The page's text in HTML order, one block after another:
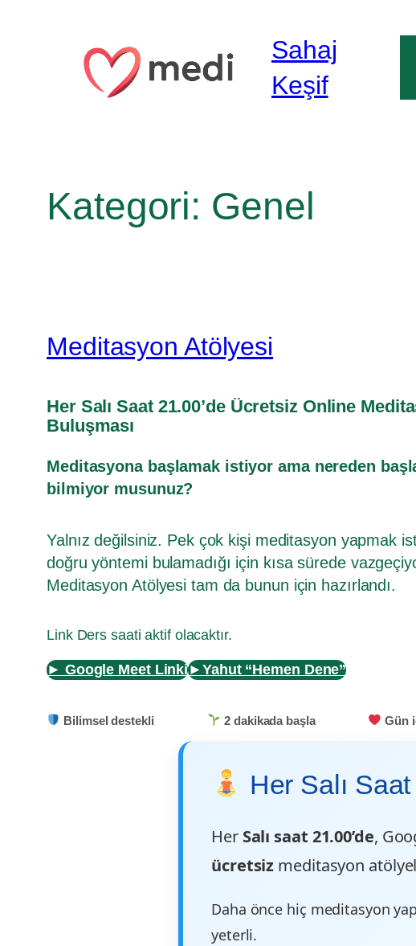
Sahaj
Keşif
Kategori: Genel
Meditasyon Atölyesi
Her Salı Saat 21.00’de Ücretsiz Online
Buluşması
Meditasyona başlamak istiyor ama nereden
bilmiyor musunuz?
Yalnız değilsiniz. Pek çok kişi meditasyon yapmak
doğru yöntemi bulamadığı için kısa sürede
Meditasyon Atölyesi tam da bunun için hazırlandı.
Link Ders saati aktif olacaktır.
► Google Meet Linki►Yahut “Hemen Dene”
Bilimsel destekli 2 dakikada başla Gün
Her Salı
Her Salı saat 21.00’de,
ücretsiz meditasyon
Daha önce hiç meditasyon
yeterli.